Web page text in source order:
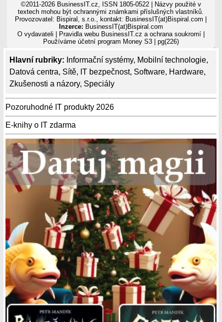
Hlavní rubriky: Informační systémy, Mobilní technologie,
Datová centra, Sítě, IT bezpečnost, Software, Hardware,
Zkušenosti a názory, Speciály
Pozoruhodné IT produkty 2026
E-knihy o IT zdarma
©2011-2026 BusinessIT.cz, ISSN 1805-0522 | Názvy použité v
textech mohou být ochrannými známkami příslušných vlastníků.
Provozovatel: Bispiral, s.r.o., kontakt: BusinessIT(at)Bispiral.com |
Inzerce: BusinessIT(at)Bispiral.com
O vydavateli
Pravidla webu BusinessIT.cz a ochrana soukromí|
Používáme účetní program Money S3| pg(226)